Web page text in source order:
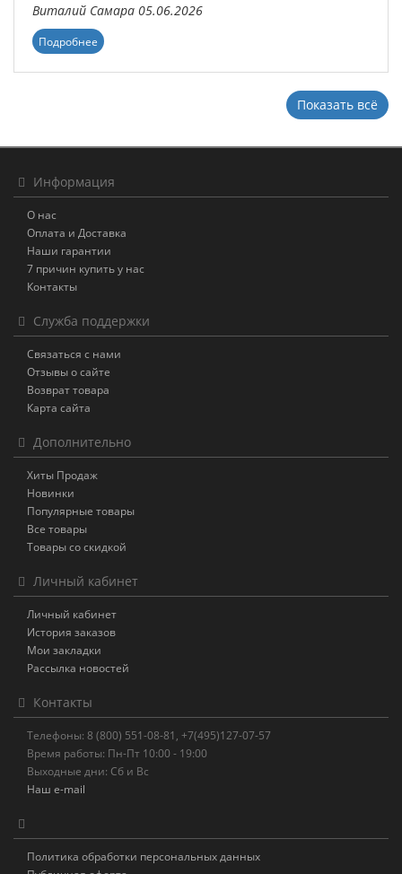
Виталий Самара 05.06.2026
Подробнее
Показать всё
Информация
О нас
Оплата и Доставка
Наши гарантии
7 причин купить у нас
Контакты
Служба поддержки
Связаться с нами
Отзывы о сайте
Возврат товара
Карта сайта
Дополнительно
Хиты Продаж
Новинки
Популярные товары
Все товары
Товары со скидкой
Личный кабинет
Личный кабинет
История заказов
Мои закладки
Рассылка новостей
Контакты
Телефоны: 8 (800) 551-08-81, +7(495)127-07-57
Время работы: Пн-Пт 10:00 - 19:00
Выходные дни: Сб и Вс
Наш e-mail
Политика обработки персональных данных